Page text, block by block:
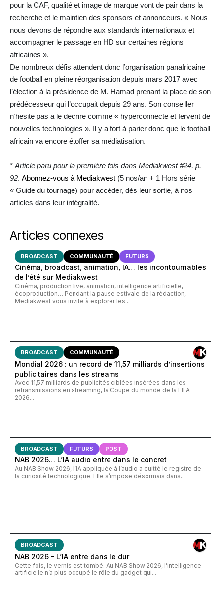
pour la CAF, qualité et image de marque vont de pair dans la
recherche et le maintien des sponsors et annonceurs. « Nous
nous devons de répondre aux standards internationaux et
accompagner le passage en HD sur certaines régions
africaines ».
De nombreux défis attendent donc l’organisation panafricaine
de football en pleine réorganisation depuis mars 2017 avec
l’élection à la présidence de M. Hamad prenant la place de son
prédécesseur qui l’occupait depuis 29 ans. Son conseiller
n’hésite pas à le décrire comme « hyperconnecté et fervent de
nouvelles technologies ». Il y a fort à parier donc que le football
africain va encore étoffer sa médiatisation.
* Article paru pour la première fois dans Mediakwest #24, p.
92. Abonnez-vous à Mediakwest (5 nos/an + 1 Hors série
« Guide du tournage) pour accéder, dès leur sortie, à nos
articles dans leur intégralité.
Articles connexes
BROADCAST COMMUNAUTÉ FUTURS
Cinéma, broadcast, animation, IA… les incontournables
de l’été sur Mediakwest
Cinéma, production live, animation, intelligence artificielle,
écoproduction… Pendant la pause estivale de la rédaction,
Mediakwest vous invite à explorer les...
BROADCAST COMMUNAUTÉ
Mondial 2026 : un record de 11,57 milliards d’insertions
publicitaires dans les streams
Avec 11,57 milliards de publicités ciblées insérées dans les
retransmissions en streaming, la Coupe du monde de la FIFA
2026...
BROADCAST FUTURS POST
NAB 2026… L’IA audio entre dans le concret
Au NAB Show 2026, l’IA appliquée à l’audio a quitté le registre de
la curiosité technologique. Elle s’impose désormais dans...
BROADCAST
NAB 2026 – L’IA entre dans le dur
Cette fois, le vernis est tombé. Au NAB Show 2026, l’intelligence
artificielle n’a plus occupé le rôle du gadget qui...